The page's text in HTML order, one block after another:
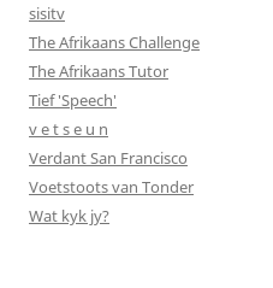
sisitv
The Afrikaans Challenge
The Afrikaans Tutor
Tief 'Speech'
v e t s e u n
Verdant San Francisco
Voetstoots van Tonder
Wat kyk jy?